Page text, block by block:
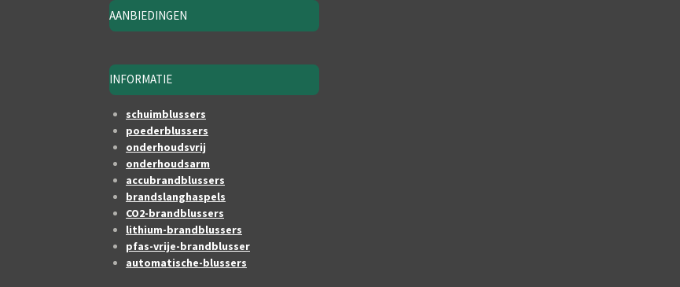
AANBIEDINGEN
INFORMATIE
schuimblussers
poederblussers
onderhoudsvrij
onderhoudsarm
accubrandblussers
brandslanghaspels
CO2-brandblussers
lithium-brandblussers
pfas-vrije-brandblusser
automatische-blussers